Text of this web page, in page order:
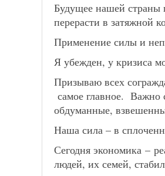
Будущее нашей страны
перерасти в затяжной
Применение силы и
Я убежден, у кризиса
Призываю всех
самое главное. Важно
обдуманные,
Наша сила – в
Сегодня экономика –
людей, их семей,